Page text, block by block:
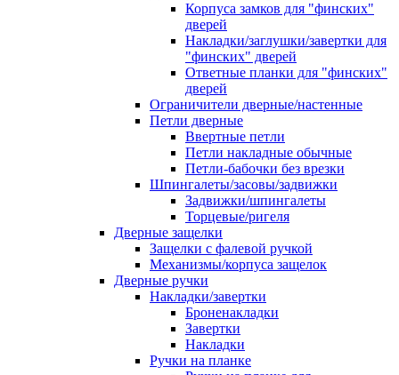
Корпуса замков для "финских"
дверей
Накладки/заглушки/завертки для
"финских" дверей
Ответные планки для "финских"
дверей
Ограничители дверные/настенные
Петли дверные
Ввертные петли
Петли накладные обычные
Петли-бабочки без врезки
Шпингалеты/засовы/задвижки
Задвижки/шпингалеты
Торцевые/ригеля
Дверные защелки
Защелки с фалевой ручкой
Механизмы/корпуса защелок
Дверные ручки
Накладки/завертки
Броненакладки
Завертки
Накладки
Ручки на планке